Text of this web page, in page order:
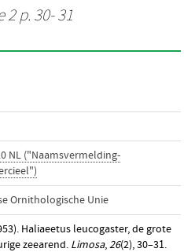
2 p. 30- 31
NL ("Naamsvermelding-
Ornithologische Unie
Haliaeetus leucogaster, de grote
zeearend. Limosa,26(2), 30–31.